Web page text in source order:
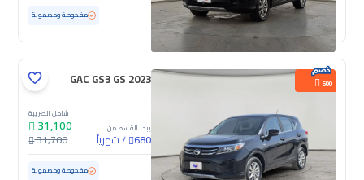
مستعملة 100,091 كم مفحوصة ومضمونة
600
GAC GS3 GS 2023
يبدأ القسط من
680
/شهرياً
شامل الضريبة
31,100
31,700
مستعملة 55,845 كم مفحوصة ومضمونة